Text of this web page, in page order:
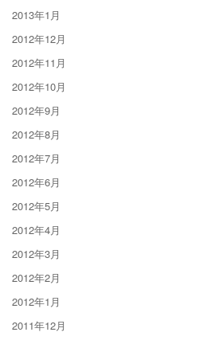
2013年1月
2012年12月
2012年11月
2012年10月
2012年9月
2012年8月
2012年7月
2012年6月
2012年5月
2012年4月
2012年3月
2012年2月
2012年1月
2011年12月